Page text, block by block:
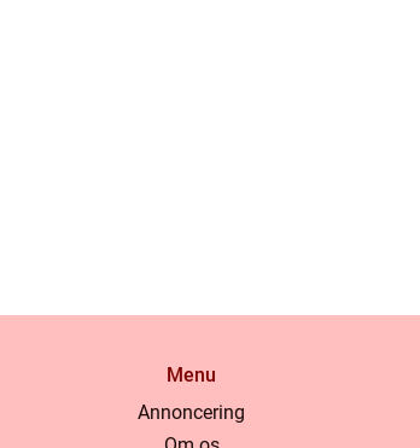
Menu
Annoncering